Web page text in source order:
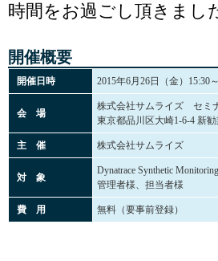
時間をお過ごし頂きまし
開催概要
開催日時 2015年6月26日（金）15:30
会 場
株式会社サムライズ セミ
東京都品川区大崎1-6-4 新勧
主 催 株式会社サムライズ
対 象
Dynatrace Synthetic
管理者様、担当者様
費 用 無料（要事前登録）